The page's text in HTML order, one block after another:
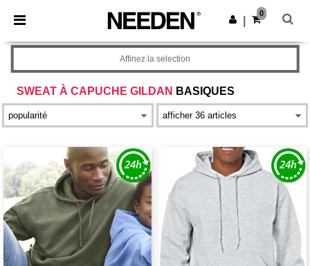
× Appli Needen
Meilleurs prix sur l’app !
Obtenir l'appli
0
SWEAT À CAPUCHE GILDAN BASIQUES
Affinez la selection